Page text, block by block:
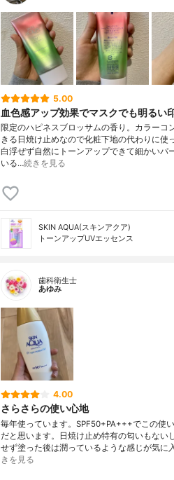
5.00
血色感アップ効果でマスクでも明るい
限定のハピネスブロッサムの香り。カラーコ
きる日焼け止めなので化粧下地の代わりに使
白浮ぜず自然にトーンアップできて細かいパ
いる…続きを見る
SKIN AQUA(スキンアクア)
トーンアップUVエッセンス
歯科衛生士
あゆみ
4.00
さらさらの使い心地
毎年使っています。SPF50+PA+++でこの使
だと思います。日焼け止め特有の匂いもない
せず塗った後は潤っているような感じが気に
きを見る